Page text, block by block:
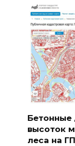
Бетонные
высоток
леса на